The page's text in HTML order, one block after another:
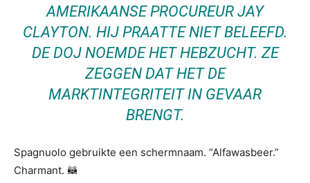
AMERIKAANSE PROCUREUR JAY
CLAYTON. HIJ PRAATTE NIET BELEEFD.
DE DOJ NOEMDE HET HEBZUCHT. ZE
ZEGGEN DAT HET DE
MARKTINTEGRITEIT IN GEVAAR
BRENGT.
Spagnuolo gebruikte een schermnaam. “Alfawasbeer.”
Charmant. 🦝